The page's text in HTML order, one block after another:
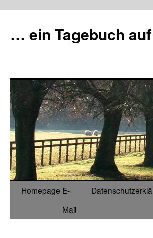
springen
… ein Tagebuch
Homepage E-
Mail